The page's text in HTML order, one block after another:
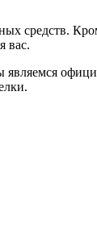
вас.